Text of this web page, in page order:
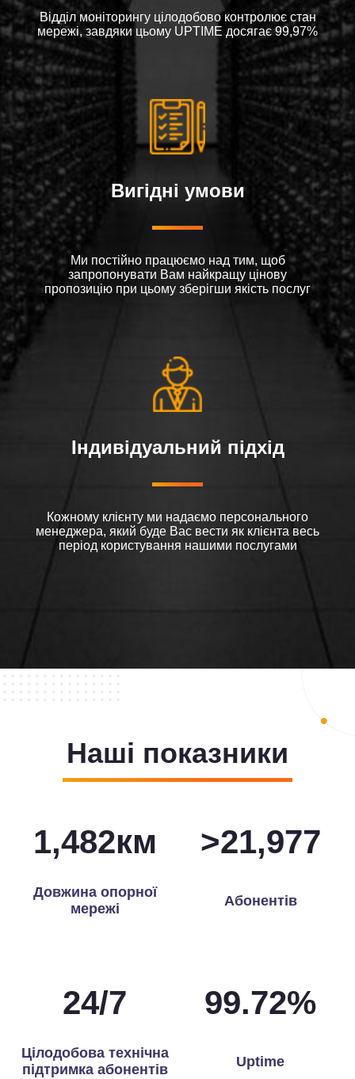
Відділ моніторингу цілодобово контролює стан
мережі, завдяки цьому UPTIME досягає 99,97%
Вигідні умови
Ми постійно працюємо над тим, щоб
запропонувати Вам найкращу цінову
пропозицію при цьому зберігши якість послуг
Індивідуальний підхід
Кожному клієнту ми надаємо персонального
менеджера, який буде Вас вести як клієнта весь
період користування нашими послугами
Наші показники
1,495км
Довжина опорної
мережі
>22,000
Абонентів
24/7
Цілодобова технічна
підтримка абонентів
99.97%
Uptime